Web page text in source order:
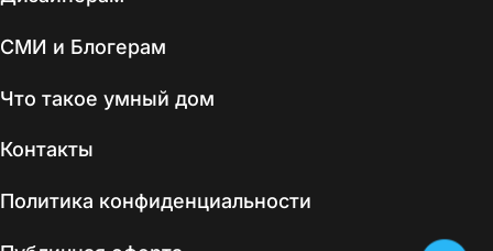
СМИ и Блогерам
Что такое умный дом
Контакты
Политика конфиденциальности